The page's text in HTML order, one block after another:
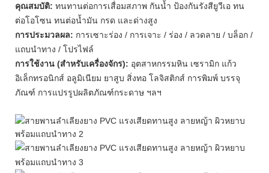
คุณสมบัติ: ทนทานต่อการเสื่อมสภาพ กันน้ำ ป้องกันรังสียูวีเอ ทน
ต่อโอโซน ทนต่อน้ำมัน กรด และด่างสูง
การประมวลผล: การเซาะร่อง / การเจาะ / ร่อง / ลวดลาย / บล็อก /
แถบนำทาง / โปรไฟล์
การใช้งาน (สำหรับเครื่องจักร): อุตสาหกรรมหิน เซรามิก แก้ว
อิเล็กทรอนิกส์ อลูมิเนียม ยาสูบ สิ่งทอ โลจิสติกส์ การพิมพ์ บรรจุ
ภัณฑ์ การแปรรูปผลิตภัณฑ์กระดาษ ฯลฯ